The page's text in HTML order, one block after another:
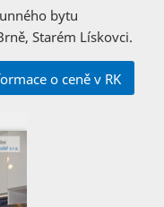
bytu
Starém Lískovci.
o ceně v RK